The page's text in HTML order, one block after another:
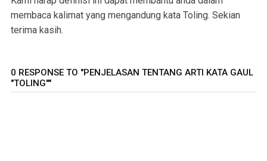
membaca kalimat yang mengandung kata Toling. Sekian
terima kasih.
0 RESPONSE TO "PENJELASAN TENTANG ARTI KATA GAUL
"TOLING""